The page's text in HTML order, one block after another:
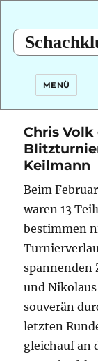
MENÜ
Chris
Keilmann
Beim
waren 13
bestimmen
spannenden
und
souverän
letzten
gleichauf an